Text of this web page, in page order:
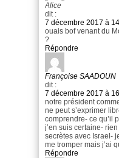
Alice
dit :
7 décembre 2017 à
ouais bof venant du
?
Répondre
Françoise SAADOUN
dit :
7 décembre 2017 à
notre président
ne peut s’exprimer
comprendre- ce qu’il
j’en suis certaine-
secrètes avec Israel-
me tromper mais j’ai
Répondre